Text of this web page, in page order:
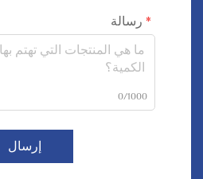
رسالة
0/1000
إرسال